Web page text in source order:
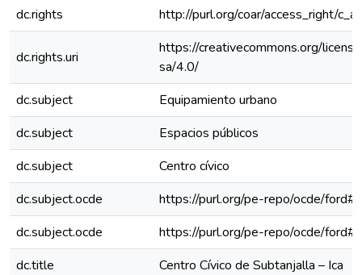
dc.rights
http://purl.org/coar/access_right/
dc.rights.uri
https://creativecommons.org/
sa/4.0/
dc.subject
Equipamiento urbano
dc.subject
Espacios públicos
dc.subject
Centro cívico
dc.subject.ocde
https://purl.org/pe-repo/ocde/
dc.subject.ocde
https://purl.org/pe-repo/ocde/
dc.title
Centro Cívico de Subtanjalla – Ica